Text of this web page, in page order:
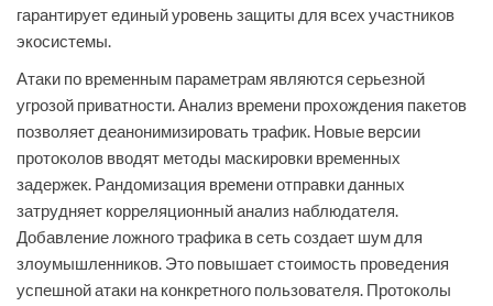
гарантирует единый уровень защиты для всех участников
экосистемы.
Атаки по временным параметрам являются серьезной
угрозой приватности. Анализ времени прохождения пакетов
позволяет деанонимизировать трафик. Новые версии
протоколов вводят методы маскировки временных
задержек. Рандомизация времени отправки данных
затрудняет корреляционный анализ наблюдателя.
Добавление ложного трафика в сеть создает шум для
злоумышленников. Это повышает стоимость проведения
успешной атаки на конкретного пользователя. Протоколы